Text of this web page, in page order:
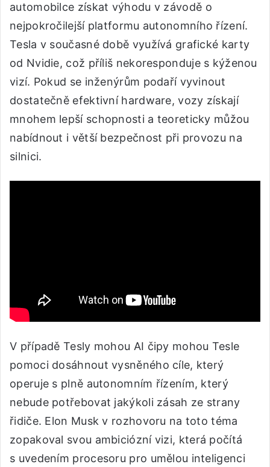
automobilce získat výhodu v závodě o
nejpokročilejší platformu autonomního řízení.
Tesla v současné době využívá grafické karty
od Nvidie, což příliš nekoresponduje s kýženou
vizí. Pokud se inženýrům podaří vyvinout
dostatečně efektivní hardware, vozy získají
mnohem lepší schopnosti a teoreticky můžou
nabídnout i větší bezpečnost při provozu na
silnici.
V případě Tesly mohou AI čipy mohou Tesle
pomoci dosáhnout vysněného cíle, který
operuje s plně autonomním řízením, který
nebude potřebovat jakýkoli zásah ze strany
řidiče. Elon Musk v rozhovoru na toto téma
zopakoval svou ambiciózní vizi, která počítá
s uvedením procesoru pro umělou inteligenci